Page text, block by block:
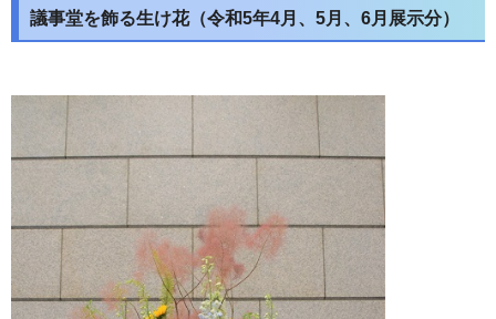
議事堂を飾る生け花（令和5年4月、5月、6月展示分）